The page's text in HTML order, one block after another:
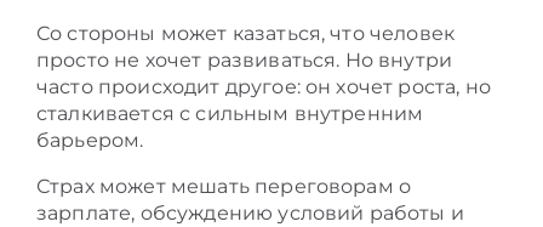
Со стороны может казаться, что человек
просто не хочет развиваться. Но внутри
часто происходит другое: он хочет роста, но
сталкивается с сильным внутренним
барьером.
Страх может мешать переговорам о
зарплате, обсуждению условий работы и